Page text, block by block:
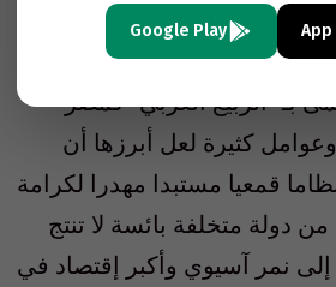
موجات الإحتجاجات الشارعية
بـ “الربيع العربي” كمصر
كثيرة لعل أبرزها أن
قمعيا مستبدا مهدرا لكرامة
دولة متخلفة بائسة لا تنتج
إلى نمر آسيوي وأكبر إقتصاد في
Google Play